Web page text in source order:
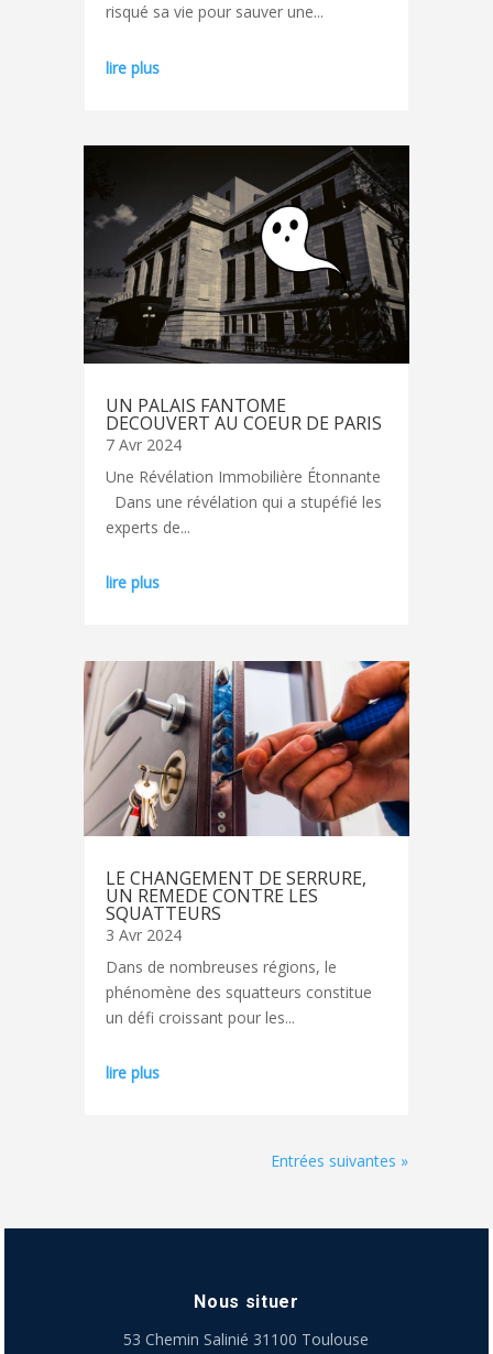
risqué sa vie pour sauver une...
lire plus
UN PALAIS FANTOME
DECOUVERT AU COEUR DE PARIS
7 Avr 2024
Une Révélation Immobilière Étonnante
Dans une révélation qui a stupéfié les
experts de...
lire plus
LE CHANGEMENT DE SERRURE,
UN REMEDE CONTRE LES
SQUATTEURS
3 Avr 2024
Dans de nombreuses régions, le
phénomène des squatteurs constitue
un défi croissant pour les...
lire plus
Entrées suivantes »
Nous situer
53 Chemin Salinié 31100 Toulouse